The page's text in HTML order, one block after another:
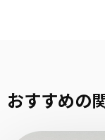
おすすめの